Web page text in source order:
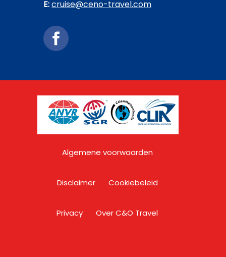
E:cruise@ceno-travel.com
Algemene voorwaarden
Disclaimer Cookiebeleid
Privacy Over C&O Travel